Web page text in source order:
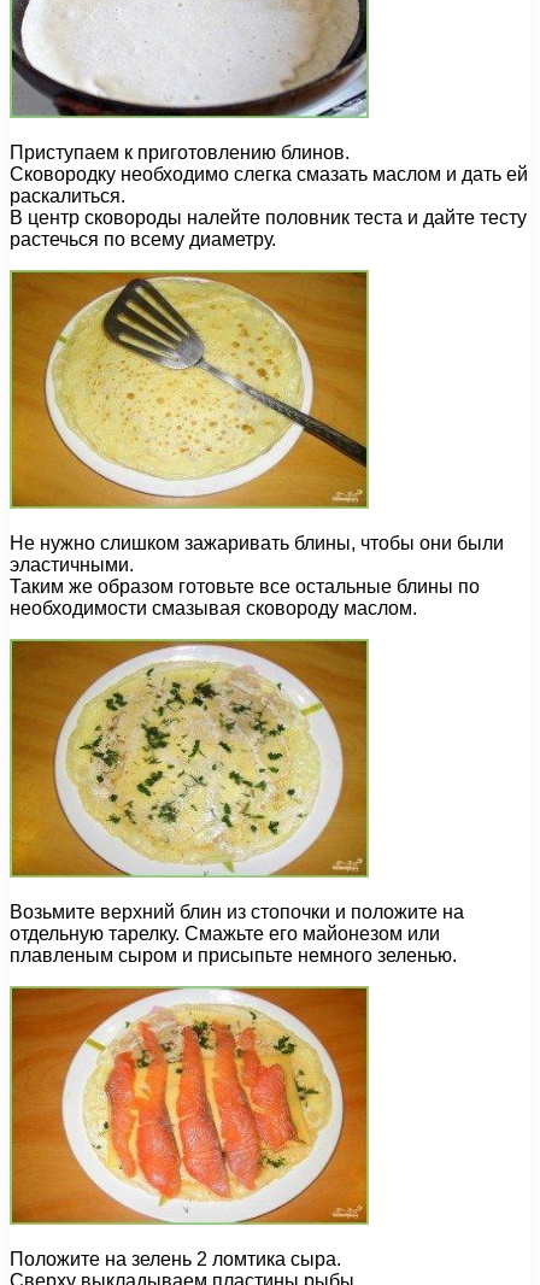
Приступаем к приготовлению блинов.
Сковородку необходимо слегка смазать маслом и дать ей
раскалиться.
В центр сковороды налейте половник теста и дайте тесту
растечься по всему диаметру.
Не нужно слишком зажаривать блины, чтобы они были
эластичными.
Таким же образом готовьте все остальные блины по
необходимости смазывая сковороду маслом.
Возьмите верхний блин из стопочки и положите на
отдельную тарелку. Смажьте его майонезом или
плавленым сыром и присыпьте немного зеленью.
Положите на зелень 2 ломтика сыра.